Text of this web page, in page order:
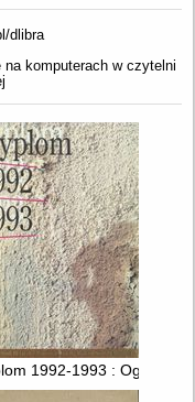
dlibra
na komputerach w czytelni
1992-1993 :